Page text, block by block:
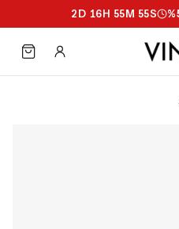
2D 16H 55M 54S